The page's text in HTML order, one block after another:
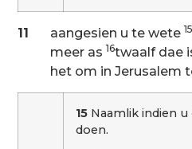
11 aangesien u te wete 15
meer as 16twaalf dae
het om in Jerusalem
15 Naamlik indien u
doen.